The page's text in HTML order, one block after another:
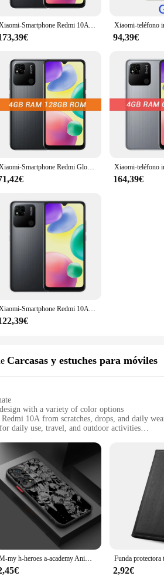
Xiaomi-Smartphone Redmi 10A con Firmware Global, 64GB/128GB, Helio G25, ocho núcleos, pantalla HD de 6,53 pulgadas, cámara de 13MP, reconocimiento de huella dactilar, batería de 5000mAh
94,39€
Xiaomi-Smartphone Redmi Global Original, 6GB, 128GB, 10A, pantalla HD de 6,53 pulgadas, Helio G25, ocho núcleos, 13MP, huella dactilar, 5000mAh
164,39€
Xiaomi-Smartphone Redmi 10A Original, teléfono inteligente Global con pantalla HD de 6,53 pulgadas, Helio G25, ocho núcleos, cámara de 13MP, huella dactilar, batería de 5000mAh, 4G
Carcasas y estuches para móviles
with a variety of color options
10A from scratches, drops, and daily
daily use, travel, and outdoor activities
grip and precise cutouts for easy access to all
para móviles are not just a protective
sleek, modern design comes in a variety
these cases are designed to keep your
10A**
to fit the Redmi 10A, ensuring a perfect
on protection. The lightweight and slim
using your device.
M-my h-heroes a-academy Anime Art translúcido esmerilado para Redmi 8 8A 9A 9C 9AT 9 9T 10X 10A 10C 10 11A 12C 12 13C 5G TPU
2,92€